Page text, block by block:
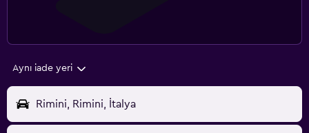
Aynı iade yeri
Rimini, Rimini, İtalya